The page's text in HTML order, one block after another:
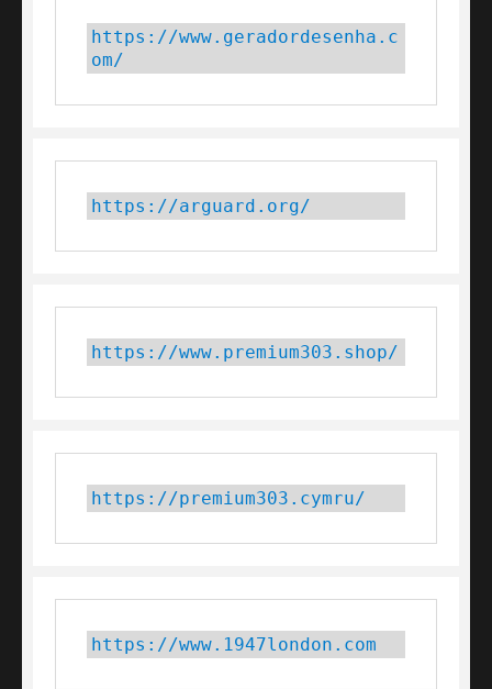
https://www.geradordesenha.c
om/
https://arguard.org/
https://www.premium303.shop/
https://premium303.cymru/
https://www.1947london.com